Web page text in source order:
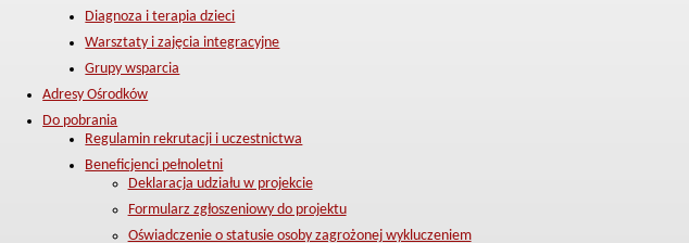
Diagnoza i terapia dzieci
Warsztaty i zajęcia integracyjne
Grupy wsparcia
Adresy Ośrodków
Do pobrania
Regulamin rekrutacji i uczestnictwa
Beneficjenci pełnoletni
Deklaracja udziału w projekcie
Formularz zgłoszeniowy do projektu
Oświadczenie o statusie osoby zagrożonej wykluczeniem